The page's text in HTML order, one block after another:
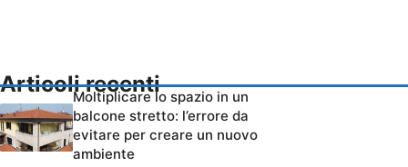
Articoli recenti
Moltiplicare lo spazio in un
balcone stretto: l’errore da
evitare per creare un nuovo
ambiente